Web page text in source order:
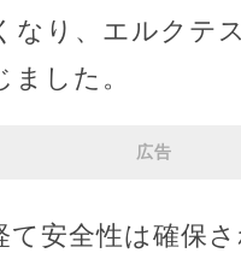
なり、エルクテ
した。
広告
安全性は確保